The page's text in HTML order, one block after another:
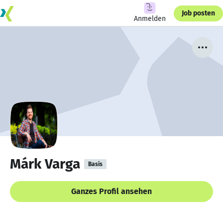
Anmelden
Job posten
Márk Varga Basis
Ganzes Profil ansehen